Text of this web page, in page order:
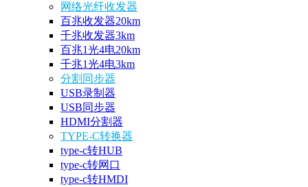
网络光纤收发器
百兆收发器20km
千兆收发器3km
百兆1光4电20km
千兆1光4电3km
分割同步器
USB录制器
USB同步器
HDMI分割器
TYPE-C转换器
type-c转HUB
type-c转网口
type-c转HMDI